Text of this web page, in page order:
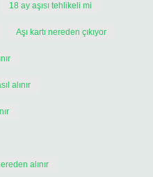
18 ay aşısı tehlikeli mi
Aşı kartı nereden çıkıyor
alınır
alınır